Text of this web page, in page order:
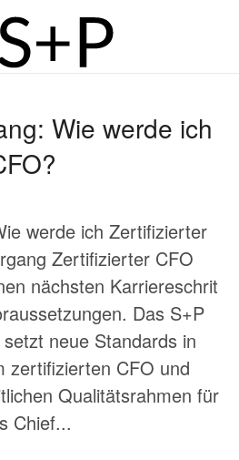
Wie werde ich
werde ich Zertifizierter
Zertifizierter CFO
nächsten Karriereschrit
Das S+P
neue Standards in
zertifizierten CFO und
Qualitätsrahmen für
Chief...